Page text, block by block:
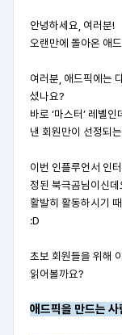
안녕하세요, 여러분!
오랜만에 돌아온 애
여러분, 애드픽에는
셨나요?
바로 ‘마스터’ 레벨
낸 회원만이 선정되
이번 인플루언서 인
정된 북극곰님이신데
활발히 활동하시기
:D
초보 회원들을 위해
읽어볼까요?
애드픽을 만드는